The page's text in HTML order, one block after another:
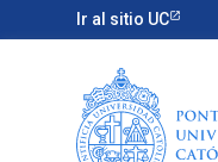
Ir al sitio UC